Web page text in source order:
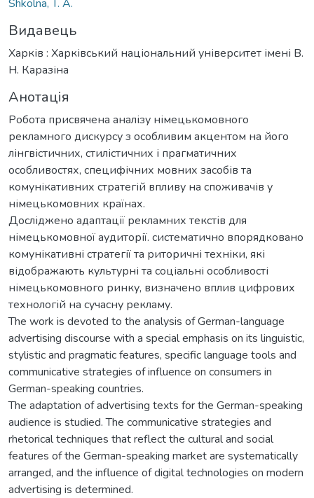
Shkolna, T. A.
Видавець
Харків : Харківський національний університет імені В.
Н. Каразіна
Анотація
Робота присвячена аналізу німецькомовного
рекламного дискурсу з особливим акцентом на його
лінгвістичних, стилістичних і прагматичних
особливостях, специфічних мовних засобів та
комунікативних стратегій впливу на споживачів у
німецькомовних країнах.
Досліджено адаптації рекламних текстів для
німецькомовної аудиторії. систематично впорядковано
комунікативні стратегії та риторичні техніки, які
відображають культурні та соціальні особливості
німецькомовного ринку, визначено вплив цифрових
технологій на сучасну рекламу.
The work is devoted to the analysis of German-language
advertising discourse with a special emphasis on its linguistic,
stylistic and pragmatic features, specific language tools and
communicative strategies of influence on consumers in
German-speaking countries.
The adaptation of advertising texts for the German-speaking
audience is studied. The communicative strategies and
rhetorical techniques that reflect the cultural and social
features of the German-speaking market are systematically
arranged, and the influence of digital technologies on modern
advertising is determined.